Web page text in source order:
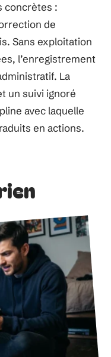
concrètes :
de
Sans exploitation
l’enregistrement
La
un suivi ignoré
avec laquelle
en actions.